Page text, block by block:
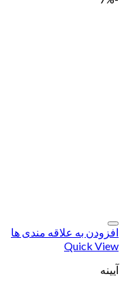
افزودن به علاقه مندی ها
Quick View
آیینه